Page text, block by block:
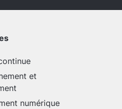
et
numérique